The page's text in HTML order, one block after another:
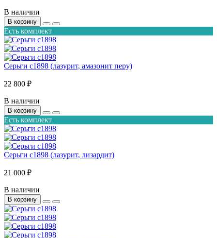
В наличии
В корзину
Есть комплект
Серьги с1898 (лазурит, амазонит перу)
22 800 ₽
В наличии
В корзину
Есть комплект
Серьги с1898 (лазурит, лизардит)
21 000 ₽
В наличии
В корзину